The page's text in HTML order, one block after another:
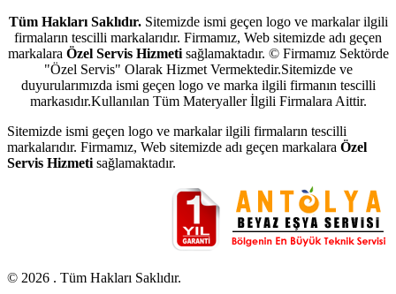
Tüm Hakları Saklıdır. Sitemizde ismi geçen logo ve markalar ilgili
firmaların tescilli markalarıdır. Firmamız, Web sitemizde adı geçen
markalara Özel Servis Hizmetisağlamaktadır. © Firmamız Sektörde
"Özel Servis" Olarak Hizmet Vermektedir.Sitemizde ve
duyurularımızda ismi geçen logo ve marka ilgili firmanın tescilli
markasıdır.Kullanılan Tüm Materyaller İlgili Firmalara Aittir.
Sitemizde ismi geçen logo ve markalar ilgili firmaların tescilli
markalarıdır. Firmamız, Web sitemizde adı geçen markalara Özel
Servis Hizmeti sağlamaktadır.
© 2026 . Tüm Hakları Saklıdır.